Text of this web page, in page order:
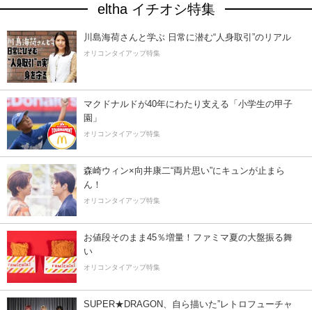
eltha イチオシ特集
川島海荷さんと学ぶ 日常に潜む“人身取引”のリアル
オリコンタイアップ特集
マクドナルドが40年にわたり支える「小学生の甲子
園」
オリコンタイアップ特集
森崎ウィン×向井康二“両片思い”にキュンが止まら
ん！
オリコンタイアップ特集
お値段そのまま45％増量！ファミマ夏の大盤振る舞
い
オリコンタイアップ特集
SUPER★DRAGON、自ら描いた”レトロフューチャ